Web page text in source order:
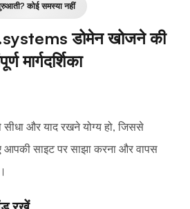
कोई समस्या नहीं
डोमेन खोजने की
मार्गदर्शिका
सीधा और याद रखने योग्य हो, जिससे
साइट पर साझा करना और वापस